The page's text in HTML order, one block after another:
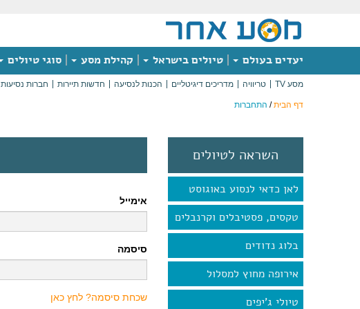
יעדים בעולם טיולים בישראל קהילת מסע סוגי טיולים
מסע TV טריוויה מדריכים דיגיטליים הכנות לנסיעה חדשות תיירות חברות נסיעות
דף הבית/ התחברות
השראה לטיולים
לאן כדאי לנסוע באוגוסט
טקסים, פסטיבלים וקרנבלים
בלוג נדודים
אירופה מחוץ למסלול
טיולי ג'יפים
אימייל
סיסמה
שכחת סיסמה? לחץ כאן